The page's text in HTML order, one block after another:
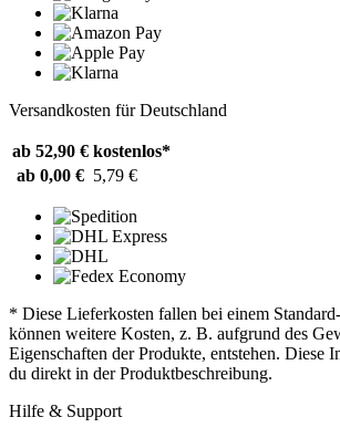
Versandkosten für Deutschland
ab 52,90 € kostenlos*
ab 0,00 € 5,79 €
* Diese Lieferkosten fallen bei einem
können weitere Kosten, z. B. aufgrund des
Eigenschaften der Produkte, entstehen. Diese
du direkt in der Produktbeschreibung.
Hilfe & Support